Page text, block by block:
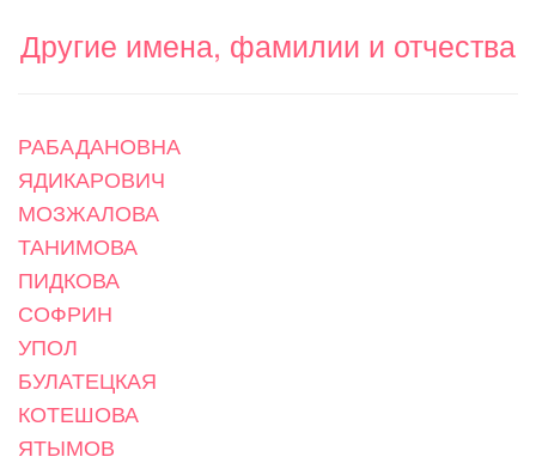
Другие имена, фамилии и отчества
РАБАДАНОВНА
ЯДИКАРОВИЧ
МОЗЖАЛОВА
ТАНИМОВА
ПИДКОВА
СОФРИН
УПОЛ
БУЛАТЕЦКАЯ
КОТЕШОВА
ЯТЫМОВ